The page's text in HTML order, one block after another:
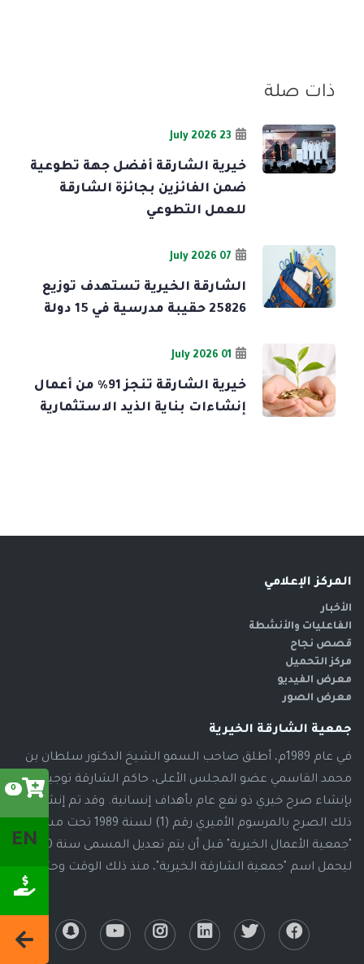
0
EN
ذات صلة
23 July 2026
خيرية الشارقة أفضل جهة تطوعية
ضمن الفائزين بجائزة الشارقة
للعمل التطوعي
07 July 2026
الشارقة الخيرية تستهدف توزيع
25826 حقيبة مدرسية في 15 دولة
01 July 2026
خيرية الشارقة تنجز 91% من أعمال
إنشاءات بناية الذيد الاستثمارية
المركز الإعلامي
الأخبار
الفاعليات والأنشطة
قصص نجاح
مركز التحميل
معرض الفيديو
معرض الصور
جمعية الشارقة الخيرية
في عام 1989م، أطلق صاحب السمو الشيخ الدكتور سلطان بن
محمد القاسمي عضو المجلس الأعلى، حاكم الشارقة توجيهاته
بإنشاء صرح خيري ذو نفع عام بأهداف إنسانية. وقد تم إنشاء
ذلك الصرح بالمرسوم الأميري رقم (1) لسنة 1989 تحت مسمى
"جمعية الأعمال الخيرية" قبل أن يتم تعديل المسمى سنة 2000م،
ليحمل اسم "جمعية الشارقة الخيرية"، منذ ذلك الوقت وحتى الآن